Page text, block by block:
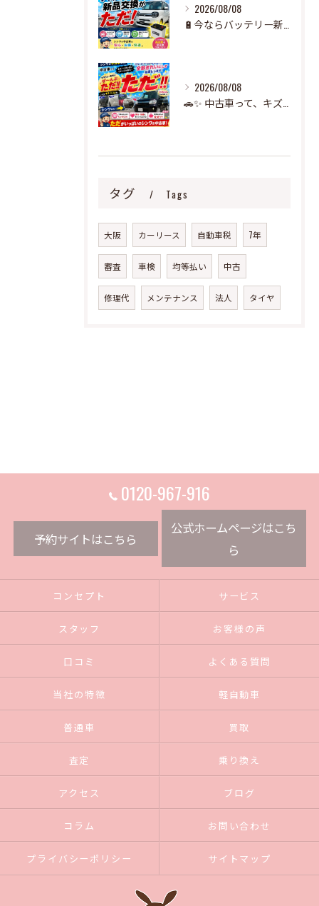
2026/08/08
2026/08/08
タグ Tags
大阪 カーリース 自動車税 7年
審査 車検 均等払い 中古
修理代 メンテナンス 法人 タイヤ
0120-967-916
予約サイトはこちら
公式ホームページはこち
ら
コンセプト サービス
スタッフ お客様の声
口コミ よくある質問
当社の特徴 軽自動車
普通車 買取
査定 乗り換え
アクセス ブログ
コラム お問い合わせ
プライバシーポリシー サイトマップ